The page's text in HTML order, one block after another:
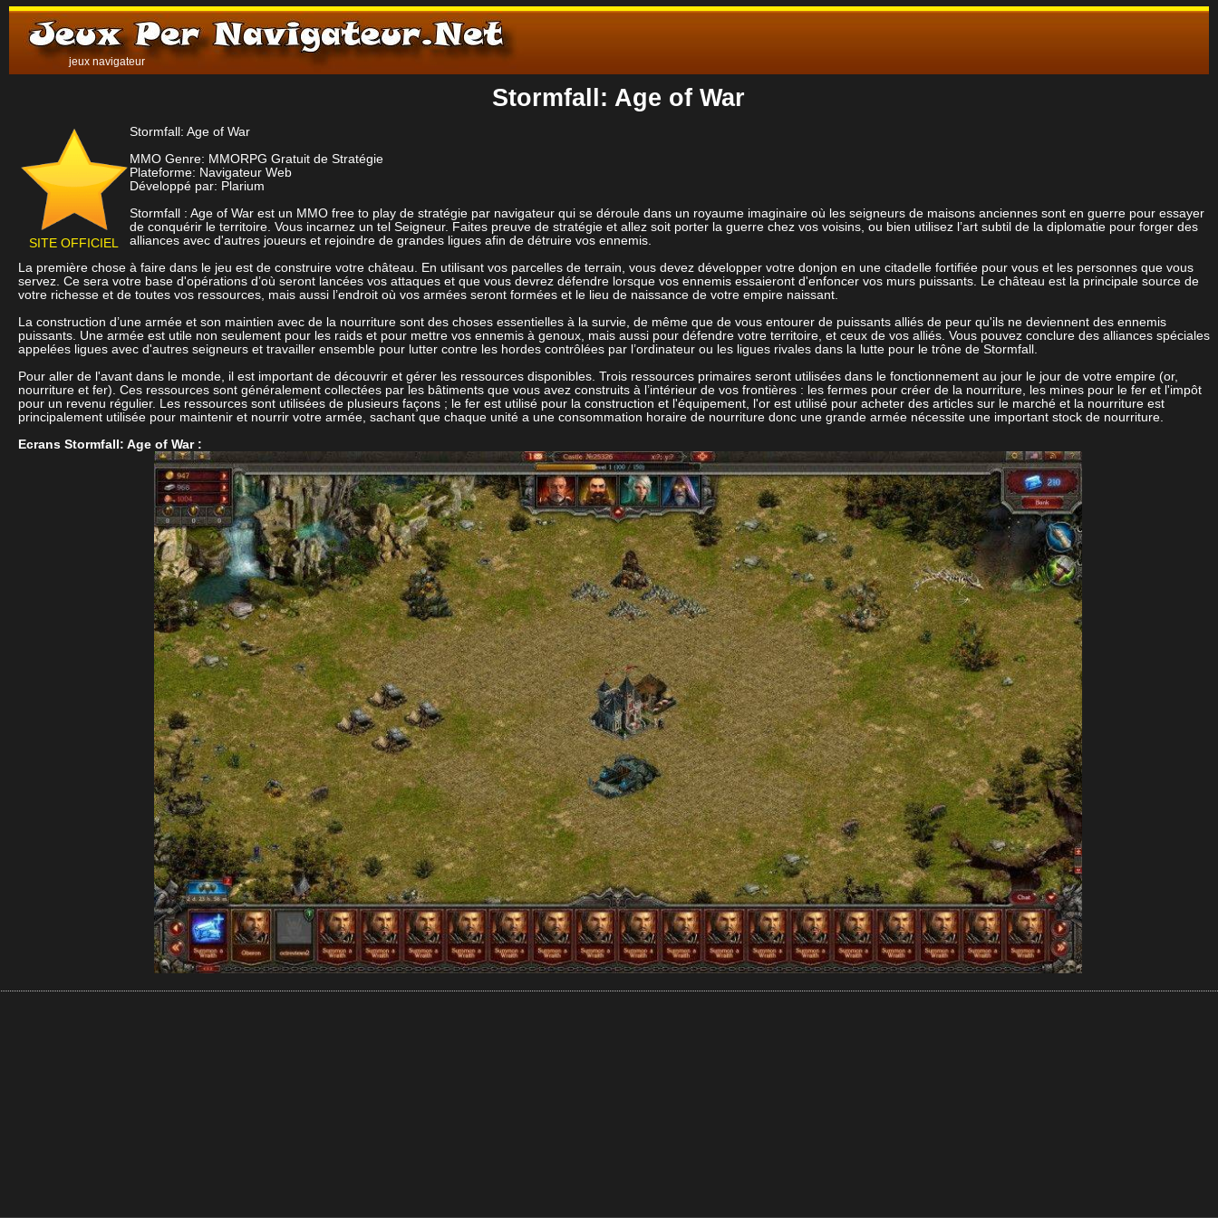
jeux navigateur
Stormfall: Age of War
SITE OFFICIEL
Stormfall: Age of War
MMO Genre: MMORPG Gratuit de Stratégie
Plateforme: Navigateur Web
Développé par: Plarium
Stormfall : Age of War est un MMO free to play de stratégie par navigateur qui se déroule dans un royaume imaginaire où les seigneurs de maisons anciennes sont en guerre pour essayer
de conquérir le territoire. Vous incarnez un tel Seigneur. Faites preuve de stratégie et allez soit porter la guerre chez vos voisins, ou bien utilisez l’art subtil de la diplomatie pour forger des
alliances avec d'autres joueurs et rejoindre de grandes ligues afin de détruire vos ennemis.
La première chose à faire dans le jeu est de construire votre château. En utilisant vos parcelles de terrain, vous devez développer votre donjon en une citadelle fortifiée pour vous et les personnes que vous
servez. Ce sera votre base d'opérations d’où seront lancées vos attaques et que vous devrez défendre lorsque vos ennemis essaieront d'enfoncer vos murs puissants. Le château est la principale source de
votre richesse et de toutes vos ressources, mais aussi l’endroit où vos armées seront formées et le lieu de naissance de votre empire naissant.
La construction d’une armée et son maintien avec de la nourriture sont des choses essentielles à la survie, de même que de vous entourer de puissants alliés de peur qu'ils ne deviennent des ennemis
puissants. Une armée est utile non seulement pour les raids et pour mettre vos ennemis à genoux, mais aussi pour défendre votre territoire, et ceux de vos alliés. Vous pouvez conclure des alliances spéciales
appelées ligues avec d'autres seigneurs et travailler ensemble pour lutter contre les hordes contrôlées par l’ordinateur ou les ligues rivales dans la lutte pour le trône de Stormfall.
Pour aller de l'avant dans le monde, il est important de découvrir et gérer les ressources disponibles. Trois ressources primaires seront utilisées dans le fonctionnement au jour le jour de votre empire (or,
nourriture et fer). Ces ressources sont généralement collectées par les bâtiments que vous avez construits à l’intérieur de vos frontières : les fermes pour créer de la nourriture, les mines pour le fer et l'impôt
pour un revenu régulier. Les ressources sont utilisées de plusieurs façons ; le fer est utilisé pour la construction et l'équipement, l'or est utilisé pour acheter des articles sur le marché et la nourriture est
principalement utilisée pour maintenir et nourrir votre armée, sachant que chaque unité a une consommation horaire de nourriture donc une grande armée nécessite une important stock de nourriture.
Ecrans Stormfall: Age of War :